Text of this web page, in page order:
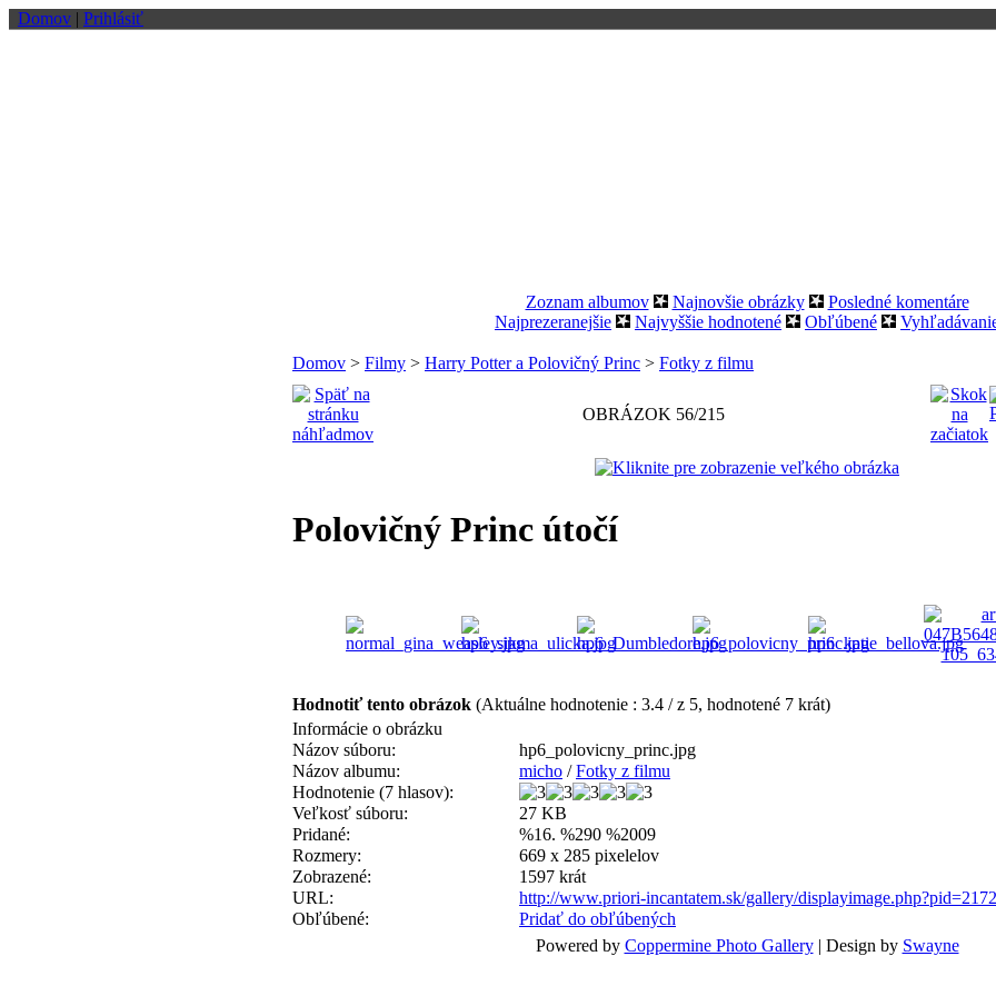
Domov | Prihlásiť
Zoznam albumov Najnovšie obrázky
Posledné komentáre
Najprezeranejšie
Najvyššie hodnotené Obľúbené
Domov > Filmy > Harry Potter a Polovičný Princ > Fotky z filmu
OBRÁZOK 56/215
Polovičný Princ útočí
Hodnotiť tento obrázok (Aktuálne hodnotenie : 3.4 / z 5, hodnotené 7 krát)
Informácie o obrázku
Názov súboru:
hp6_polovicny_princ.jpg
Názov albumu:
micho /Fotky z filmu
Hodnotenie (7 hlasov):
Veľkosť súboru:
27 KB
Pridané:
%16. %290 %2009
Rozmery:
669 x 285 pixelelov
Zobrazené:
1597 krát
URL:
http://www.priori-incantatem.sk/gallery/
Obľúbené:
Pridať do obľúbených
Powered by Coppermine Photo Gallery| Design by Swayne